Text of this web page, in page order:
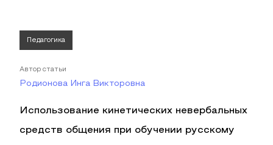
Педагогика
Автор статьи
Родионова Инга Викторовна
Использование кинетических невербальных
средств общения при обучении русскому